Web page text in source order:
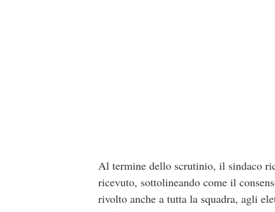
Al termine dello scrutinio, il sindaco
ricevuto, sottolineando come il
rivolto anche a tutta la squadra, agli